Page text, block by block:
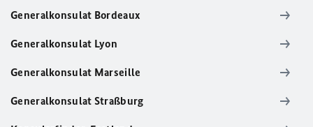
Generalkonsulat Bordeaux
Generalkonsulat Lyon
Generalkonsulat Marseille
Generalkonsulat Straßburg